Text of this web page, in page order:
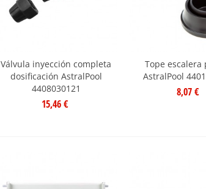
Válvula inyección completa
dosificación AstralPool
4408030121
15,46 €
Tope escalera
AstralPool
8,07 €